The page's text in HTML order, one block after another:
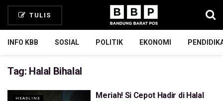
TULIS
INFO KBB SOSIAL POLITIK EKONOMI
Tag: Halal Bihalal
HEADLINE
Meriah! Si Cepot Hadir di Halal